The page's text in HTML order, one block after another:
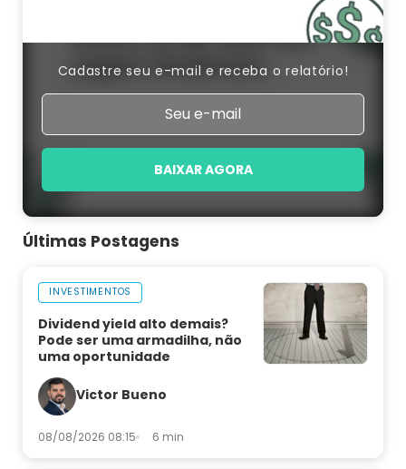
Cadastre seu e-mail e receba o relatório!
BAIXAR AGORA
Últimas Postagens
INVESTIMENTOS
Dividend yield alto demais?
Pode ser uma armadilha, não
uma oportunidade
Victor Bueno
08/08/2026 08:15 6 min